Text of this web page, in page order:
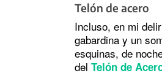
Telón de acero
Incluso, en mi
gabardina y un
esquinas, de
del Telón de